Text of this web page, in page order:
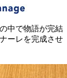
中で物語が完結
ーレを完成させ